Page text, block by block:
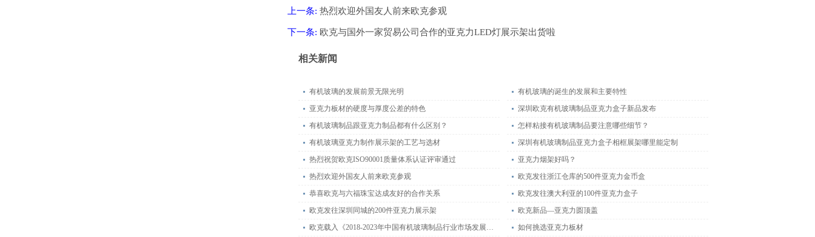
上一条: 热烈欢迎外国友人前来欧克参观
下一条: 欧克与国外一家贸易公司合作的亚克力LED灯展示架出货啦
相关新闻
有机玻璃的发展前景无限光明
有机玻璃的诞生的发展和主要特性
亚克力板材的硬度与厚度公差的特色
深圳欧克有机玻璃制品亚克力盒子新品发布
有机玻璃制品跟亚克力制品都有什么区别？
怎样粘接有机玻璃制品要注意哪些细节？
有机玻璃亚克力制作展示架的工艺与选材
深圳有机玻璃制品亚克力盒子相框展架哪里能定制
热烈祝贺欧克ISO90001质量体系认证评审通过
亚克力烟架好吗？
热烈欢迎外国友人前来欧克参观
欧克发往浙江仓库的500件亚克力金币盒
恭喜欧克与六福珠宝达成友好的合作关系
欧克发往澳大利亚的100件亚克力盒子
欧克发往深圳同城的200件亚克力展示架
欧克新品—亚克力圆顶盖
欧克载入《2018-2023年中国有机玻璃制品行业市场发展现状调研于投资趋势前景分析报告》
如何挑选亚克力板材